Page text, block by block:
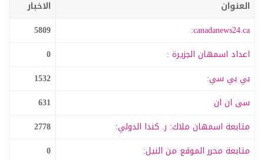
العنوان
الاخبار
canadanews24.ca:
5809
اعداد اسمهان الجزيرة :
0
بي بي سي:
1532
سى ان ان
631
متابعة اسمهان ملاك: ر. كندا الدولي:
2778
متابعة محرر الموقع من النيل:
0